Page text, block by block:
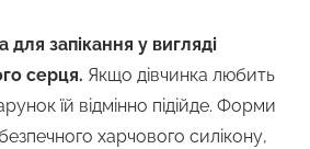
запікання у вигляді
серця. Якщо дівчинка любить
їй відмінно підійде. Форми
харчового силікону,